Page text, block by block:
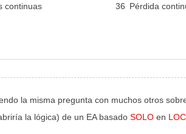
continuas 36 Pérdida
la misma pregunta con muchos otros
la lógica) de un EA basado SOLO en